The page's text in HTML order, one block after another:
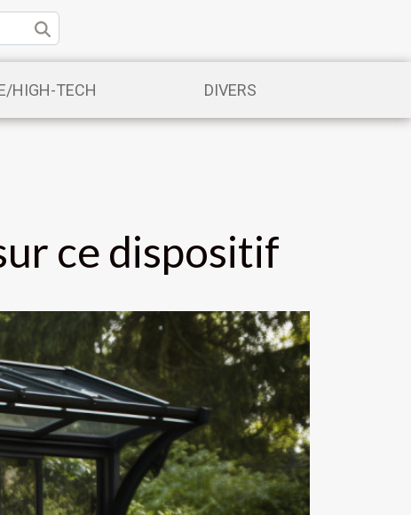
HIGH-TECH DIVERS
ce dispositif